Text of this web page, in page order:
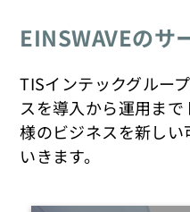
EINSWAVEのサ
TISインテックグルー
スを導入から運用まで
様のビジネスを新しい
いきます。